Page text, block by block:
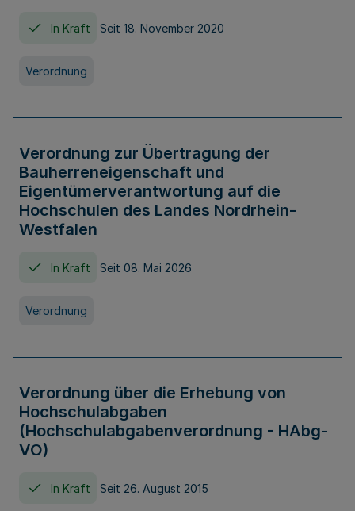
In Kraft Seit 18. November 2020
Verordnung
Verordnung zur Übertragung der
Bauherreneigenschaft und
Eigentümerverantwortung auf die
Hochschulen des Landes Nordrhein-
Westfalen
In Kraft Seit 08. Mai 2026
Verordnung
Verordnung über die Erhebung von
Hochschulabgaben
(Hochschulabgabenverordnung - HAbg-
VO)
In Kraft Seit 26. August 2015